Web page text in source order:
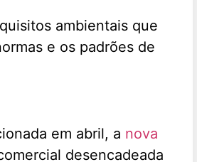
ambientais que
e os padrões de
em abril, a nova
desencadeada